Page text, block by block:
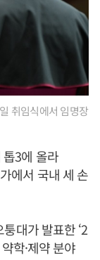
취임식에서 임명장
3에 올라
에서 국내 세 손
대가 발표한 ‘2
학·제약 분야